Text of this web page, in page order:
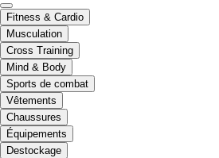
Fitness & Cardio
Musculation
Cross Training
Mind & Body
Sports de combat
Vêtements
Chaussures
Équipements
Destockage